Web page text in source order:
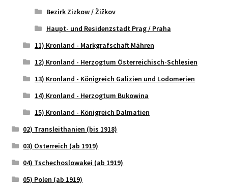
Bezirk Zizkow / Žižkov
Haupt- und Residenzstadt Prag / Praha
11) Kronland - Markgrafschaft Mähren
12) Kronland - Herzogtum Österreichisch-Schlesien
13) Kronland - Königreich Galizien und Lodomerien
14) Kronland - Herzogtum Bukowina
15) Kronland - Königreich Dalmatien
02) Transleithanien (bis 1918)
03) Österreich (ab 1919)
04) Tschechoslowakei (ab 1919)
05) Polen (ab 1919)